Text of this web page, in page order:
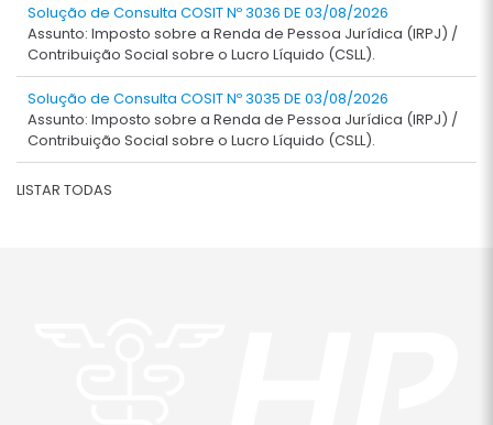
Solução de Consulta COSIT Nº 3036 DE 03/08/2026
Assunto: Imposto sobre a Renda de Pessoa Jurídica (IRPJ) /
Contribuição Social sobre o Lucro Líquido (CSLL).
Solução de Consulta COSIT Nº 3035 DE 03/08/2026
Assunto: Imposto sobre a Renda de Pessoa Jurídica (IRPJ) /
Contribuição Social sobre o Lucro Líquido (CSLL).
LISTAR TODAS